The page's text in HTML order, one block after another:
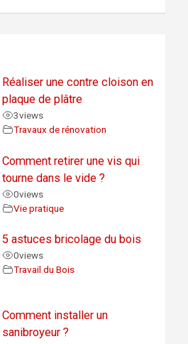
Réaliser une contre cloison en
plaque de plâtre
3views
Travaux de rénovation
Comment retirer une vis qui
tourne dans le vide ?
0views
Vie pratique
5 astuces bricolage du bois
0views
Travail du Bois
Comment installer un
sanibroyeur ?